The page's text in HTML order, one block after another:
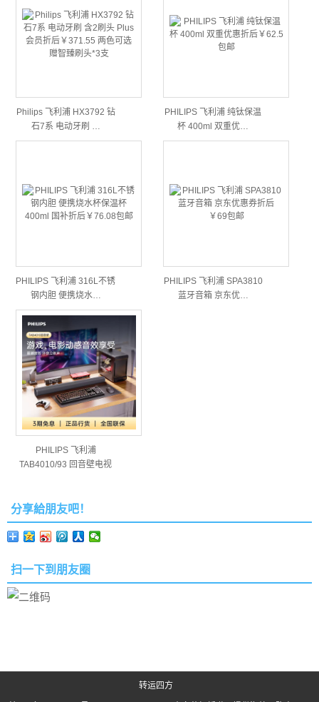
Philips 飞利浦 HX3792 钻
石7系 电动牙刷 …
PHILIPS 飞利浦 纯钛保温
杯 400ml 双重优…
PHILIPS 飞利浦 316L不锈
钢内胆 便携烧水…
PHILIPS 飞利浦 SPA3810
蓝牙音箱 京东优…
PHILIPS 飞利浦
TAB4010/93 回音壁电视
分享給朋友吧！
扫一下到朋友圈
转运四方